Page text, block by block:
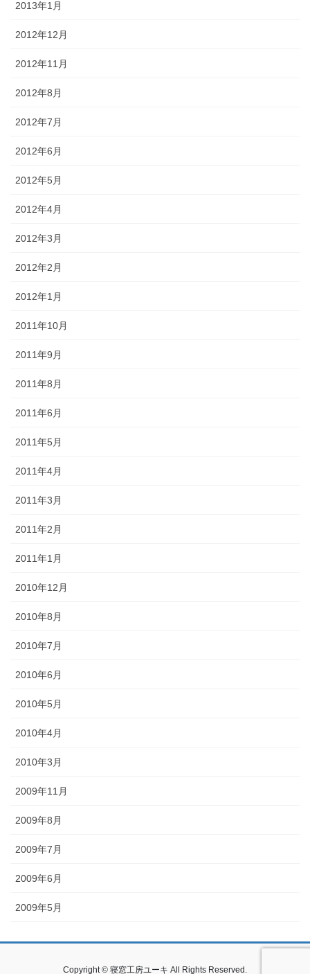
2013年1月
2012年12月
2012年11月
2012年8月
2012年7月
2012年6月
2012年5月
2012年4月
2012年3月
2012年2月
2012年1月
2011年10月
2011年9月
2011年8月
2011年6月
2011年5月
2011年4月
2011年3月
2011年2月
2011年1月
2010年12月
2010年8月
2010年7月
2010年6月
2010年5月
2010年4月
2010年3月
2009年11月
2009年8月
2009年7月
2009年6月
2009年5月
Copyright © 寝窓工房ユーキ All Rights Reserved.